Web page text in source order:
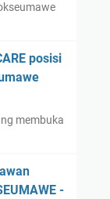
posisi
membuka
-